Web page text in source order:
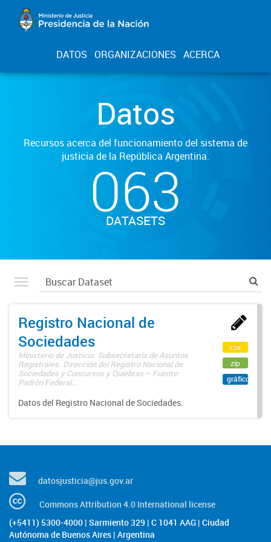
DATOS ORGANIZACIONES ACERCA
Datos
Recursos acerca del funcionamiento del sistema de
justicia de la República Argentina.
063
DATASETS
Registro Nacional de
Sociedades
Ministerio de Justicia. Subsecretaría de Asuntos
Registrales. Dirección del Registro Nacional de
Sociedades y Concursos y Quiebras – Fuente:
Padrón Federal...
Datos del Registro Nacional de Sociedades.
csv
zip
gráfico
datosjusticia@jus.gov.ar
Commons Attribution 4.0 International license
(+5411) 5300-4000 | Sarmiento 329 | C 1041 AAG | Ciudad
Autónoma de Buenos Aires | Argentina